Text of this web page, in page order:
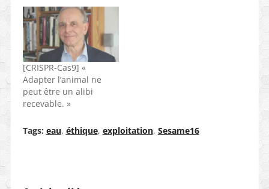
[CRISPR-Cas9] «
Adapter l’animal ne
peut être un alibi
recevable. »
Tags: eau, éthique, exploitation, Sesame16